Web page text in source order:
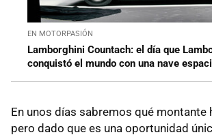
EN MOTORPASIÓN
Lamborghini Countach: el día que
conquistó el mundo con una nave
En unos días sabremos qué montante
pero dado que es una oportunidad